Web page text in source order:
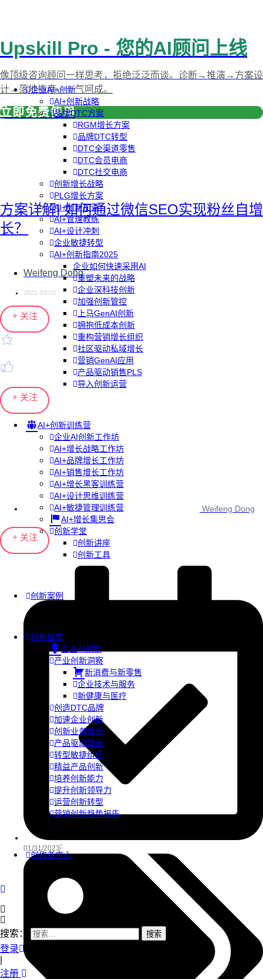
企业AI+创新
AI+创新战略
品牌DTC方案
RGM增长方案
品牌DTC转型
DTC全渠道零售
DTC会员电商
DTC社交电商
创新增长战略
PLG增长方案
AI+创新加速
AI+管理教练
AI+设计冲刺
企业敏捷转型
AI+创新指南2025
企业如何快速采用AI
重塑未来的战略
企业深科技创新
加强创新管控
上马GenAI创新
拥抱低成本创新
重构营销增长组织
社区驱动私域增长
营销GenAI应用
产品驱动销售PLS
导入创新运营
AI+创新训练营
企业AI创新工作坊
AI+增长战略工作坊
AI+品牌增长工作坊
AI+销售增长工作坊
AI+增长黑客训练营
AI+设计思维训练营
AI+敏捷管理训练营
AI+增长集思会
创新学堂
创新讲座
创新工具
创新案例
创新智库
企业AI创新
产业创新洞察
新消费与新零售
企业技术与服务
新健康与医疗
创造DTC品牌
加速企业创新
创新业务增长
产品驱动增长
转型敏捷组织
精益产品创新
培养创新能力
提升创新领导力
运营创新转型
营销创新趋势报告
创作者中心
搜索：
登录
注册
Upskill Pro - 您的AI顾问上线
像顶级咨询顾问一样思考，拒绝泛泛而谈。诊断→推演→方案设
计→落地指南，一气呵成。
立即免费使用
方案详解| 如何通过微信SEO实现粉丝自增
长？
Weifeng Dong
2021-03-01
+ 关注
+ 关注
Weifeng Dong
+ 关注
01/31/2023